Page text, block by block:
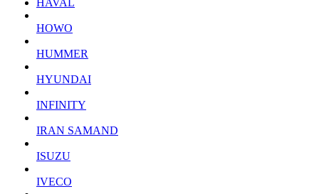
HAVAL
HOWO
HUMMER
HYUNDAI
INFINITY
IRAN SAMAND
ISUZU
IVECO